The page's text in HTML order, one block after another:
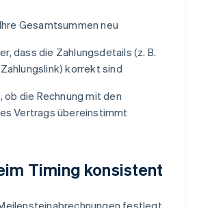
Gesamtsummen neu
dass die Zahlungsdetails (z. B.
korrekt sind
ob die Rechnung mit den
Vertrags übereinstimmt
Timing konsistent